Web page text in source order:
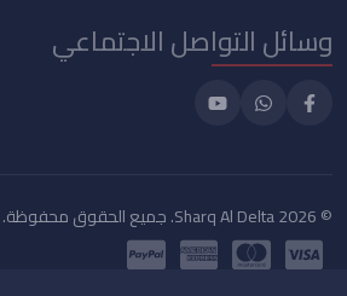
وسائل التواصل الاجتماعي
© 2026 Sharq Al Delta. جميع الحقوق محفوظة.